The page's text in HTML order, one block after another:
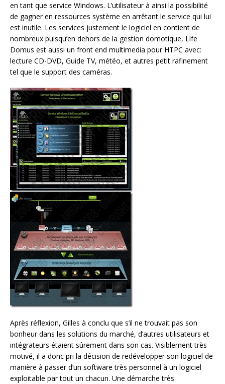
en tant que service Windows. L’utilisateur à ainsi la possibilité
de gagner en ressources système en arrêtant le service qui lui
est inutile. Les services justement le logiciel en contient de
nombreux puisqu’en dehors de la gestion domotique, Life
Domus est aussi un front end multimedia pour HTPC avec:
lecture CD-DVD, Guide TV, météo, et autres petit rafinement
tel que le support des caméras.
Après réflexion, Gilles à conclu que s’il ne trouvait pas son
bonheur dans les solutions du marché, d’autres utilisateurs et
intégrateurs étaient sûrement dans son cas. Visiblement très
motivé, il a donc pri la décision de redévelopper son logiciel de
manière à passer d’un software très personnel à un logiciel
exploitable par tout un chacun. Une démarche très